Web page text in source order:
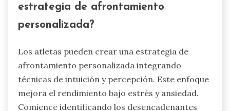
gestionan la percepción. Enfóquense en técnicas
de entrenamiento mental como la visualización,
Estas prácticas ayudan a los atletas a
mantenerse presentes y reducir la ansiedad. La
investigación muestra que los atletas que
combinan la intuición con la conciencia
situacional rinden mejor bajo estrés. La práctica